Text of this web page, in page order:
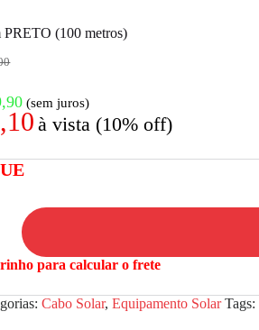
PRETO (100 metros)
(sem juros)
à vista (10% off)
para calcular o frete
Cabo Solar,Equipamento Solar Tags: